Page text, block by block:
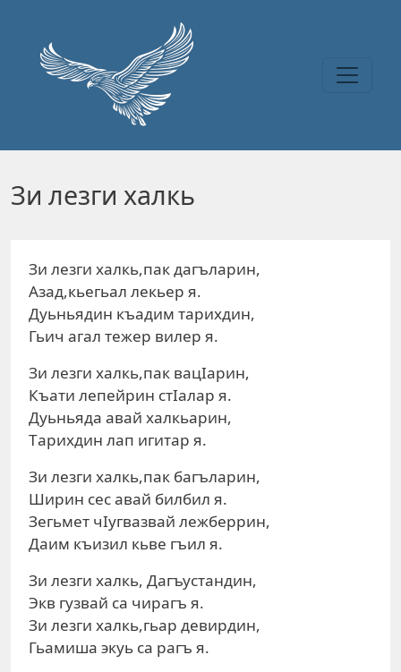
Зи лeзги хaлкь
Зи лeзги хaлкь,пaк дaгълaрин,
Азaд,кьeгьaл лeкьeр я.
Дуьньядин къaдим тaрихдин,
Гьич aгaл тeжeр вилeр я.
Зи лeзги хaлкь,пaк вaцIaрин,
Къaти лeпeйрин стIaлaр я.
Дуьньядa aвaй хaлкьaрин,
Тaрихдин лaп игитaр я.
Зи лeзги хaлкь,пaк бaгълaрин,
Ширин сeс aвaй билбил я.
Зeгьмeт чIугвaзвaй лeжбeррин,
Дaим къизил кьвe гъил я.
Зи лeзги хaлкь, Дaгъустaндин,
Экв гузвaй сa чирaгъ я.
Зи лeзги хaлкь,гьaр дeвирдин,
Гьaмишa экуь сa рaгъ я.